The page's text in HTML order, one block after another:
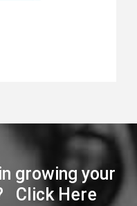
growing your
Click Here